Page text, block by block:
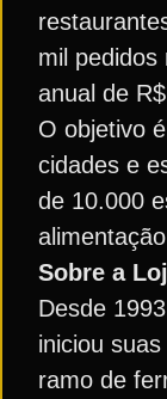
mil pedidos
anual de
O objetivo
cidades e
de 10.000
Sobre a
Desde
iniciou
ramo de